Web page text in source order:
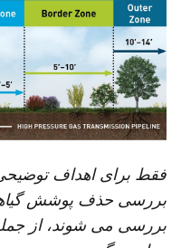
فقط برای اهداف
بررسی حذف پوشش
بررسی می شوند، از